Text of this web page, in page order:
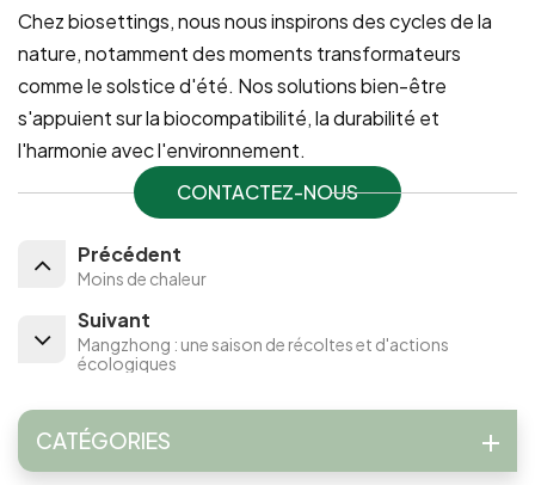
Chez biosettings, nous nous inspirons des cycles de la
nature, notamment des moments transformateurs
comme le solstice d'été. Nos solutions bien-être
s'appuient sur la biocompatibilité, la durabilité et
l'harmonie avec l'environnement.
CONTACTEZ-NOUS
Précédent
Moins de chaleur
Suivant
Mangzhong : une saison de récoltes et d'actions
écologiques
CATÉGORIES